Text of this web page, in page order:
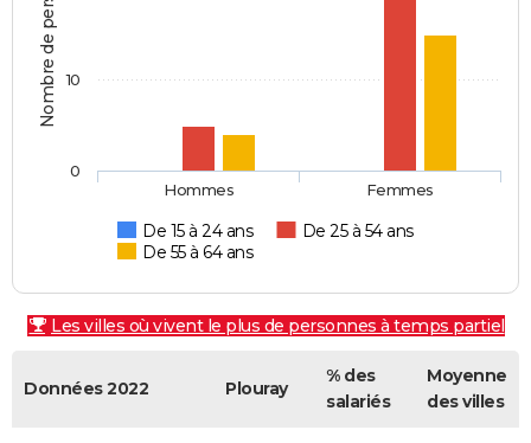
De 15 à 24 ans
De 25 à 54 ans
De 55 à 64 ans
Hommes Femmes
0
10
Les villes où vivent le plus de personnes à temps partiel
Données 2022 Plouray
% des
salariés
Moyenne
des villes